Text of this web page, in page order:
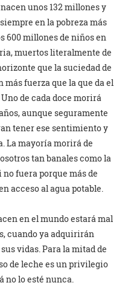
unos 132 millones y
en la pobreza más
600 millones de niños en
muertos literalmente de
que la suciedad de
más fuerza que la que da el
de cada doce morirá
aunque seguramente
tener ese sentimiento y
La mayoría morirá de
tan banales como la
fuera porque más de
acceso al agua potable.
en el mundo estará mal
cuando ya adquirirán
vidas. Para la mitad de
de leche es un privilegio
no lo esté nunca.